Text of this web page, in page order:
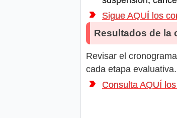
Sigue AQUÍ los
Resultados de la
Revisar el
cada etapa
Consulta AQUÍ